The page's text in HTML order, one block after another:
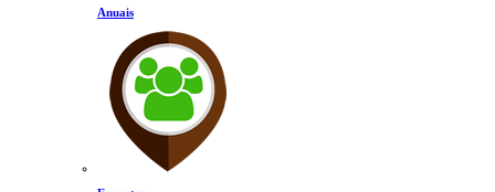
Anuais